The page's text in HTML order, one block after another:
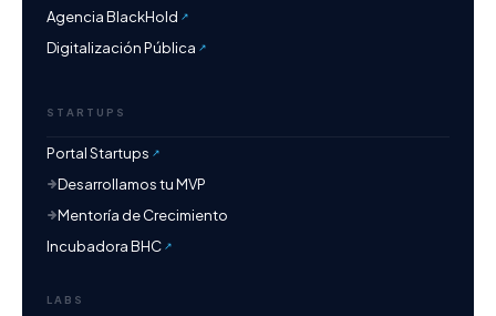
Agencia BlackHold
Digitalización Pública
STARTUPS
Portal Startups
Desarrollamos tu MVP
Mentoría de Crecimiento
Incubadora BHC
LABS